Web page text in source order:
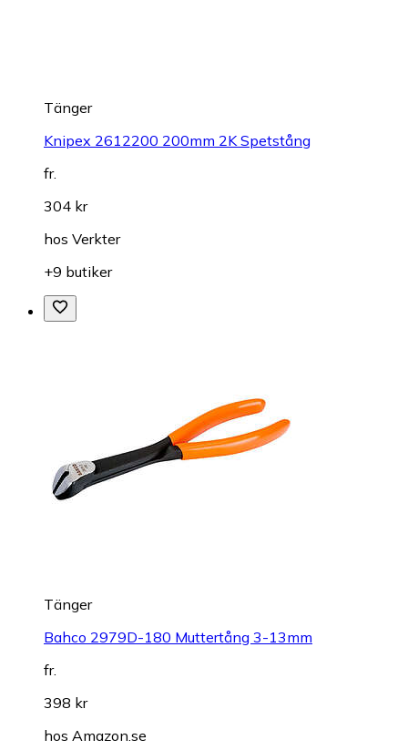
Tänger
Knipex 2612200 200mm 2K Spetstång
fr.
304 kr
hos Verkter
+9 butiker
Tänger
Bahco 2979D-180 Muttertång 3-13mm
fr.
398 kr
hos Amazon.se